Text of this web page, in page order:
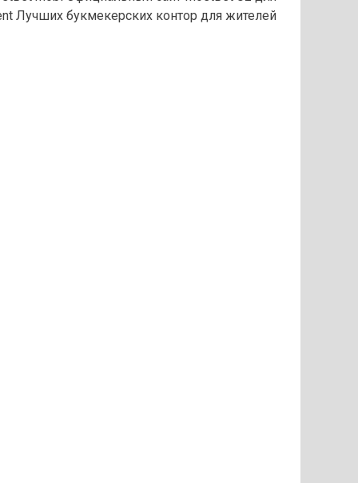
Лучших букмекерских контор для жителей …